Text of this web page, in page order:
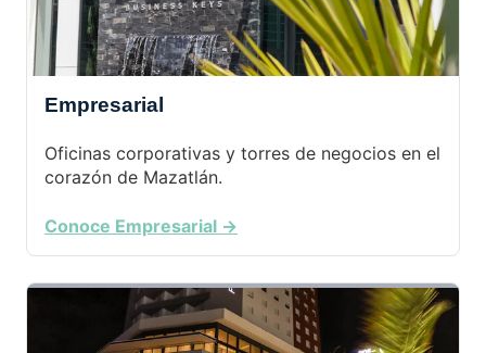
Empresarial
Oficinas corporativas y torres de negocios en el
corazón de Mazatlán.
Conoce Empresarial →